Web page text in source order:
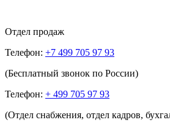
Отдел продаж
Телефон: +7 499 705 97 93
(Бесплатный звонок по России)
Телефон: + 499 705 97 93
(Отдел снабжения, отдел кадров,